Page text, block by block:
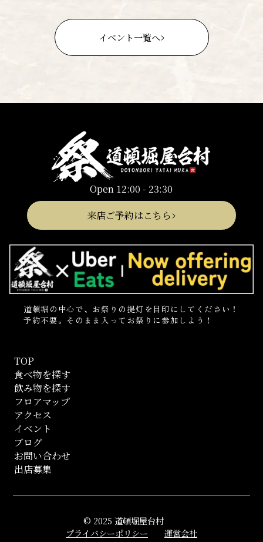
イベント一覧へ
Open 12:00 - 23:30
来店ご予約はこちら
道頓堀の中心で、お祭りの提灯を目印にしてください！
予約不要。そのまま入ってお祭りに参加しよう！
TOP
食べ物を探す
飲み物を探す
フロアマップ
アクセス
イベント
ブログ
お問い合わせ
出店募集
© 2025 道頓堀屋台村
プライバシーポリシー
運営会社